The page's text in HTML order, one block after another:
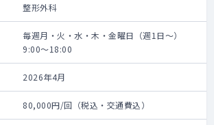
整形外科
毎週月・火・水・木・金曜日（週1日～）
9:00～18:00
2026年4月
80,000円/回（税込・交通費込）